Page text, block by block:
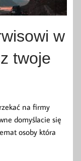
w
twoje
na firmy
domyślacie się
osoby która